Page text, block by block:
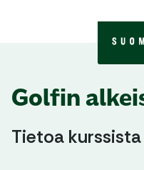
Golfin
Tietoa kurssista